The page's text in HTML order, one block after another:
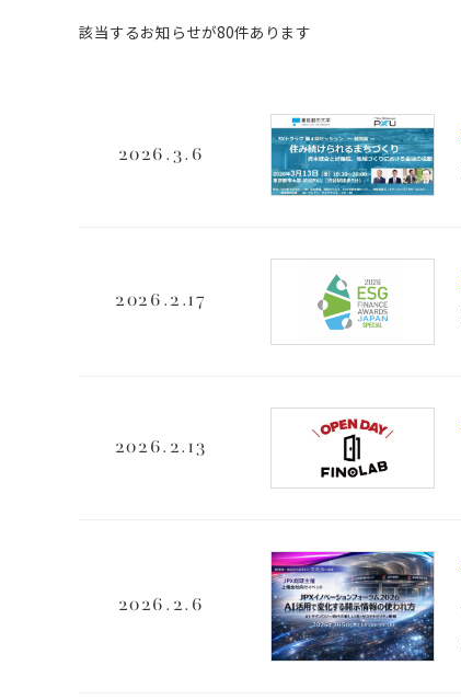
該当するお知らせが80件あります
2026.3.6
2026.2.17
2026.2.13
2026.2.6